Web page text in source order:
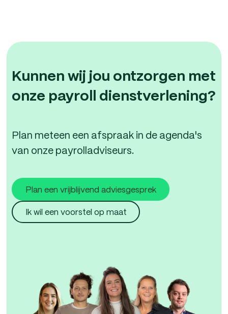
Kunnen wij jou ontzorgen met
onze payroll dienstverlening?
Plan meteen een afspraak in de agenda's
van onze payrolladviseurs.
Plan een vrijblijvend adviesgesprek
Ik wil een voorstel op maat